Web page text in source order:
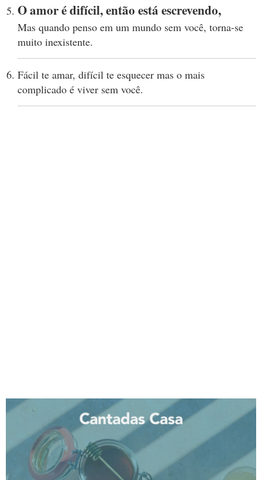
O amor é difícil, então está escrevendo,
Mas quando penso em um mundo sem você, torna-se
muito inexistente.
Fácil te amar, difícil te esquecer mas o mais
complicado é viver sem você.